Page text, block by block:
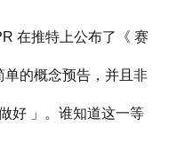
在推特上公布了《 赛
的概念预告，并且非
好 」。谁知道这一等